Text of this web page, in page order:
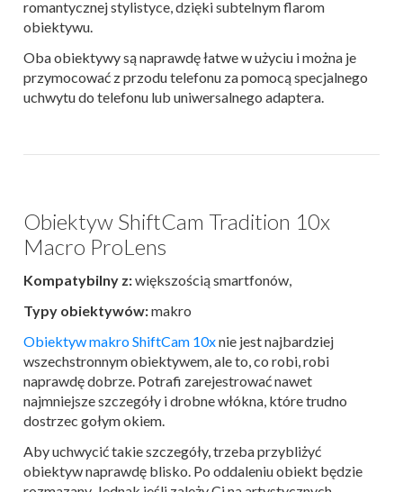
romantycznej stylistyce, dzięki subtelnym flarom
obiektywu.
Oba obiektywy są naprawdę łatwe w użyciu i można je
przymocować z przodu telefonu za pomocą specjalnego
uchwytu do telefonu lub uniwersalnego adaptera.
Obiektyw ShiftCam Tradition 10x
Macro ProLens
Kompatybilny z:większością smartfonów,
Typy obiektywów:makro
Obiektyw makro ShiftCam 10xnie jest najbardziej
wszechstronnym obiektywem, ale to, co robi, robi
naprawdę dobrze. Potrafi zarejestrować nawet
najmniejsze szczegóły i drobne włókna, które trudno
dostrzec gołym okiem.
Aby uchwycić takie szczegóły, trzeba przybliżyć
obiektyw naprawdę blisko. Po oddaleniu obiekt będzie